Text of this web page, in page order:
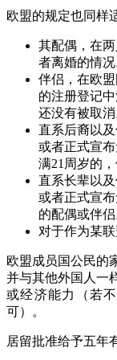
欧盟的规定也同样
其配偶，在
者离婚的情况
伴侣，在欧
的注册登记
还没有被取消
直系后裔以
或者正式宣
满21周岁的
直系长辈以
或者正式宣
的配偶或伴侣
对于作为某
欧盟成员国公民的
并与其他外国人一
或经济能力（若
可）。
居留批准给予五年